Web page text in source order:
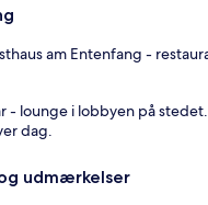
am Entenfang -
- lounge i lobbyen på
dag.
udmærkelser